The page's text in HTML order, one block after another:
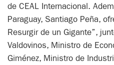
de CEAL Internacional.
Paraguay, Santiago Peña,
Resurgir de un Gigante”,
Valdovinos, Ministro de
Giménez, Ministro de